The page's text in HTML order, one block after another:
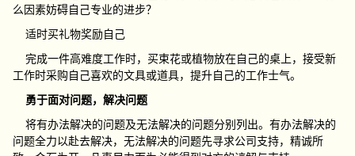
么因素妨碍自己专业的进步？
适时买礼物奖励自己
完成一件高难度工作时，买束花或植物放在自己的桌上，接受新
工作时采购自己喜欢的文具或道具，提升自己的工作士气。
勇于面对问题，解决问题
将有办法解决的问题及无法解决的问题分别列出。有办法解决的
问题全力以赴去解决，无法解决的问题先寻求公司支持，精诚所